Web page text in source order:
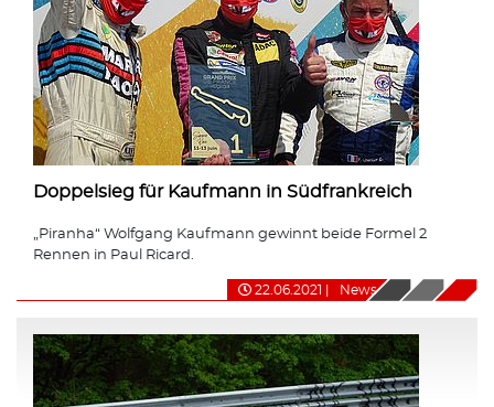
Doppelsieg für Kaufmann in Südfrankreich
„Piranha“ Wolfgang Kaufmann gewinnt beide Formel 2
Rennen in Paul Ricard.
22.06.2021 News